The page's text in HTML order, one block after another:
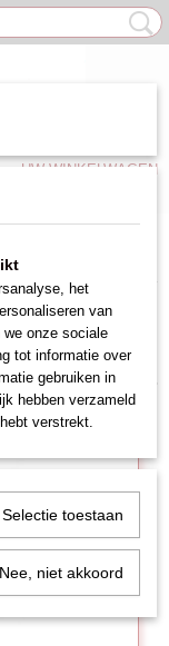
UW WINKELWAGEN
het
van
we onze sociale
tot informatie over
gebruiken in
hebben verzameld
verstrekt.
Selectie toestaan
Nee, niet akkoord